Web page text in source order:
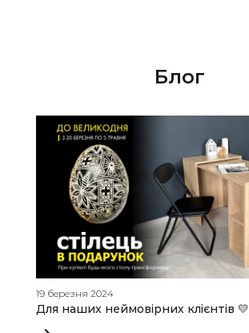
Блог
19 березня 2024
Для наших неймовірних клієнтів 💛